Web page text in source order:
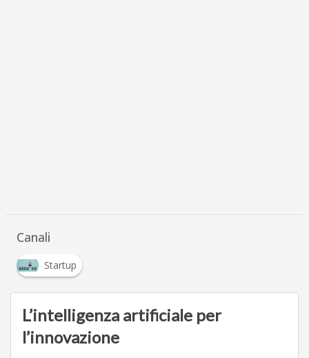
Canali
Startup
L’intelligenza artificiale per
l’innovazione